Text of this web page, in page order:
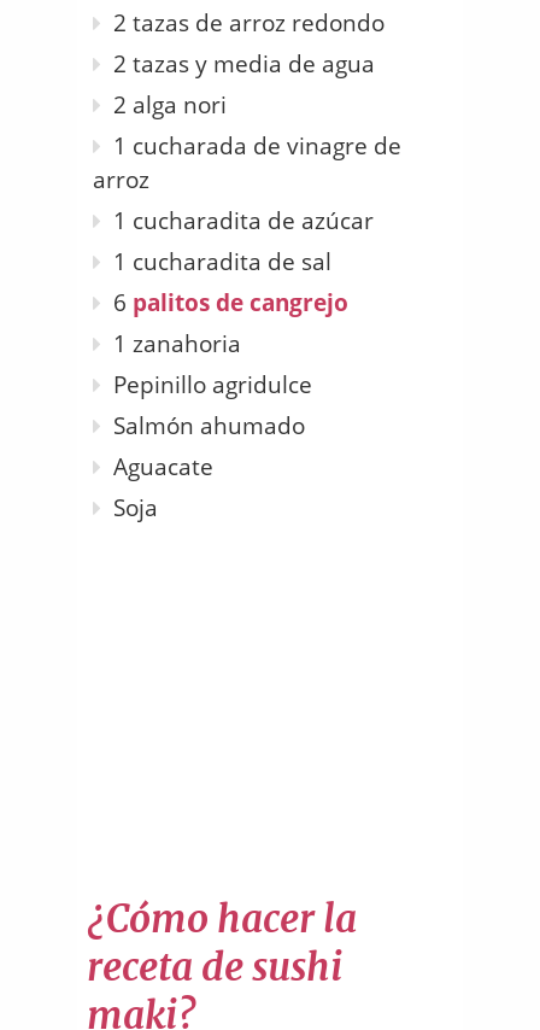
2 tazas de arroz redondo
2 tazas y media de agua
2 alga nori
1 cucharada de vinagre de
arroz
1 cucharadita de azúcar
1 cucharadita de sal
6 palitos de cangrejo
1 zanahoria
Pepinillo agridulce
Salmón ahumado
Aguacate
Soja
¿Cómo hacer la
receta de sushi
maki?